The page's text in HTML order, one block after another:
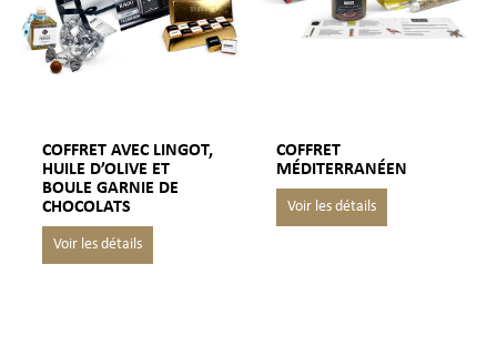
COFFRET AVEC LINGOT,
HUILE D’OLIVE ET
BOULE GARNIE DE
CHOCOLATS
COFFRET
MÉDITERRANÉEN